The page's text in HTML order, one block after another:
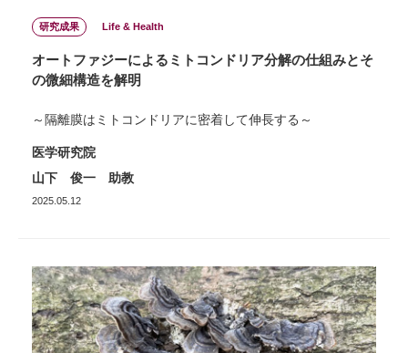
研究成果 Life & Health
オートファジーによるミトコンドリア分解の仕組みとそ
の微細構造を解明
～隔離膜はミトコンドリアに密着して伸長する～
医学研究院
山下 俊一 助教
2025.05.12